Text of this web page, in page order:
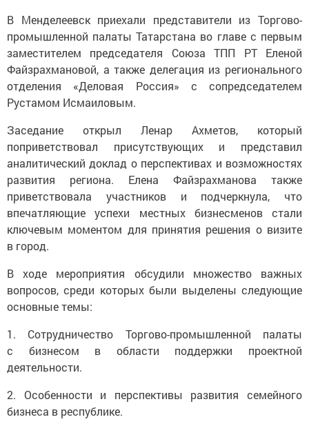
В Менделеевск приехали представители из Торгово-
промышленной палаты Татарстана во главе с первым
заместителем председателя Союза ТПП РТ Еленой
Файзрахмановой, а также делегация из регионального
отделения «Деловая Россия» с сопредседателем
Рустамом Исмаиловым.
Заседание открыл Ленар Ахметов, который
поприветствовал присутствующих и представил
аналитический доклад о перспективах и возможностях
развития региона. Елена Файзрахманова также
приветствовала участников и подчеркнула, что
впечатляющие успехи местных бизнесменов стали
ключевым моментом для принятия решения о визите
в город.
В ходе мероприятия обсудили множество важных
вопросов, среди которых были выделены следующие
основные темы:
1. Сотрудничество Торгово-промышленной палаты
с бизнесом в области поддержки проектной
деятельности.
2. Особенности и перспективы развития семейного
бизнеса в республике.